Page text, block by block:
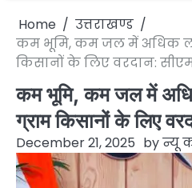
Home
उत्तराखण्ड
कम भूमि, कम जल में अधिक
किसानों के लिए वरदान:
कम भूमि, कम जल में
ग्राम किसानों के लिए
December 21, 2025 byन्यू